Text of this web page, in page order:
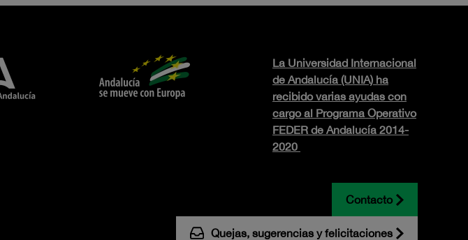
La Universidad Internacional
de Andalucía (UNIA) ha
recibido varias ayudas con
cargo al Programa Operativo
FEDER de Andalucía 2014-
2020
Contacto
Quejas, sugerencias y felicitaciones